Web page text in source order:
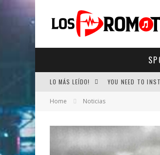
LO MÁS LEÍDO! YOU NEED TO
Home Noticias